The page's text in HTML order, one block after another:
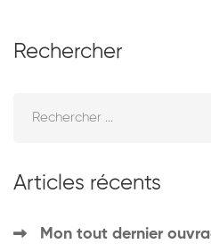
Rechercher
Articles récents
Mon tout dernier